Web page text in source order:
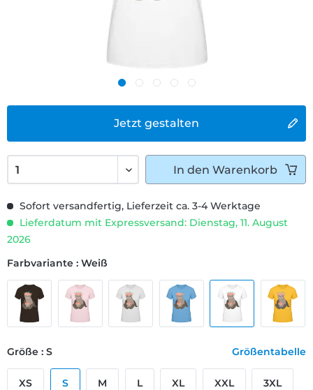
Jetzt gestalten
Sofort versandfertig, Lieferzeit ca. 3-4 Werktage
Lieferdatum mit Expressversand: Dienstag, 11. August
2026
Farbvariante : Weiß
Größe : S Größentabelle
XS S M L XL XXL 3XL
In den Warenkorb